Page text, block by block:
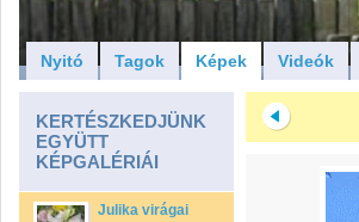
Nyitó Tagok Képek Videók
KERTÉSZKEDJÜNK
EGYÜTT
KÉPGALÉRIÁI
Julika virágai